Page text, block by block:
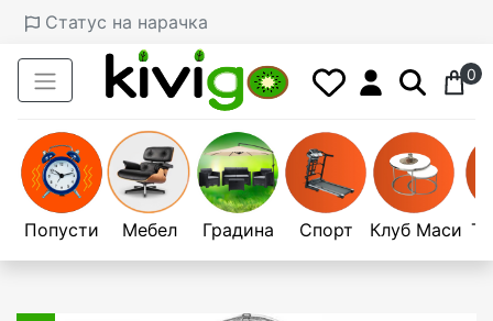
Статус на нарачка
0
Попусти Мебел Градина Спорт Клуб Маси